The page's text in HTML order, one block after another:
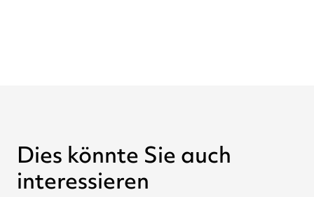
Dies könnte Sie auch
interessieren